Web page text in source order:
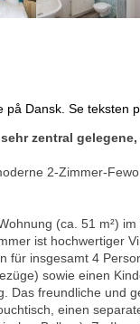
Dansk. Se teksten
zentral
2-Zimmer-
(ca. 51 m²)
ist hochwertiger
für insgesamt 4
sowie einen
Das freundliche und
einen